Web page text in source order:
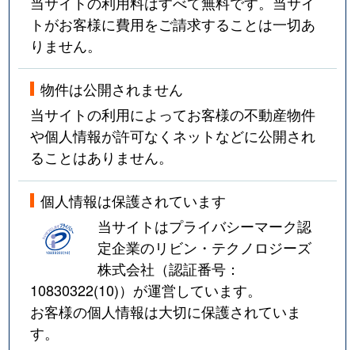
トがお客様に費用をご請求することは一切あ
りません。
物件は公開されません
当サイトの利用によってお客様の不動産物件
や個人情報が許可なくネットなどに公開され
ることはありません。
個人情報は保護されています
当サイトはプライバシーマーク認
定企業のリビン・テクノロジーズ
株式会社（認証番号：
10830322(10)）が運営しています。
お客様の個人情報は大切に保護されていま
す。